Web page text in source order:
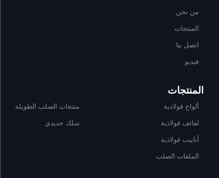
من نحن
المنتجات
اتصل بنا
فيديو
المنتجات
ألواح فولاذية
لفائف فولاذية
أنابيب فولاذية
الملفات الصلب
منتجات الصلب الطويلة
سلك حديدي